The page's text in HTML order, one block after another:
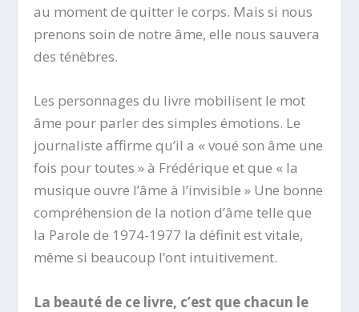
au moment de quitter le corps. Mais si nous
prenons soin de notre âme, elle nous sauvera
des ténèbres.
Les personnages du livre mobilisent le mot
âme pour parler des simples émotions. Le
journaliste affirme qu’il a « voué son âme une
fois pour toutes » à Frédérique et que « la
musique ouvre l’âme à l’invisible » Une bonne
compréhension de la notion d’âme telle que
la Parole de 1974-1977 la définit est vitale,
même si beaucoup l’ont intuitivement.
La beauté de ce livre, c’est que chacun le